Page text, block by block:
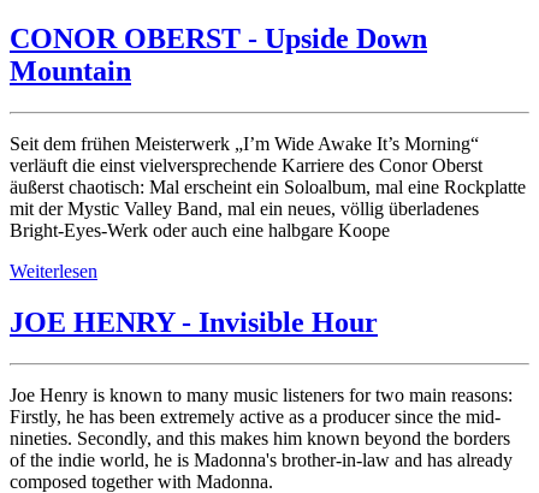
CONOR OBERST - Upside Down
Mountain
Seit dem frühen Meisterwerk „I’m Wide Awake It’s Morning“
verläuft die einst vielversprechende Karriere des Conor Oberst
äußerst chaotisch: Mal erscheint ein Soloalbum, mal eine Rockplatte
mit der Mystic Valley Band, mal ein neues, völlig überladenes
Bright-Eyes-Werk oder auch eine halbgare Koope
Weiterlesen
JOE HENRY - Invisible Hour
Joe Henry is known to many music listeners for two main reasons:
Firstly, he has been extremely active as a producer since the mid-
nineties. Secondly, and this makes him known beyond the borders
of the indie world, he is Madonna's brother-in-law and has already
composed together with Madonna.